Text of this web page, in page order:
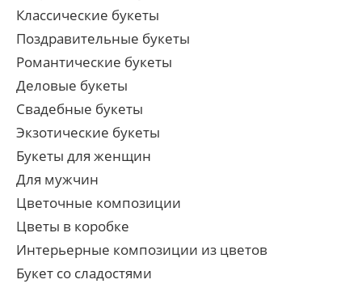
Классические букеты
Поздравительные букеты
Романтические букеты
Деловые букеты
Свадебные букеты
Экзотические букеты
Букеты для женщин
Для мужчин
Цветочные композиции
Цветы в коробке
Интерьерные композиции из цветов
Букет со сладостями